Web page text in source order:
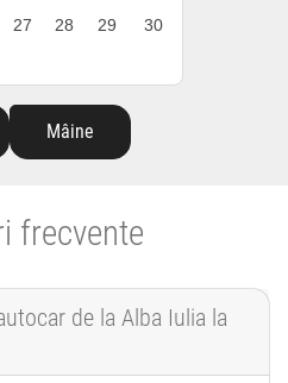
27 28 29
30
Mâine
frecvente
de la Alba Iulia la